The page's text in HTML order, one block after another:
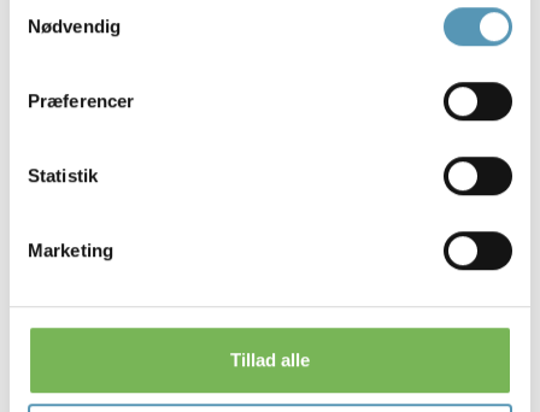
Nødvendig
Præferencer
Statistik
Marketing
Tillad alle